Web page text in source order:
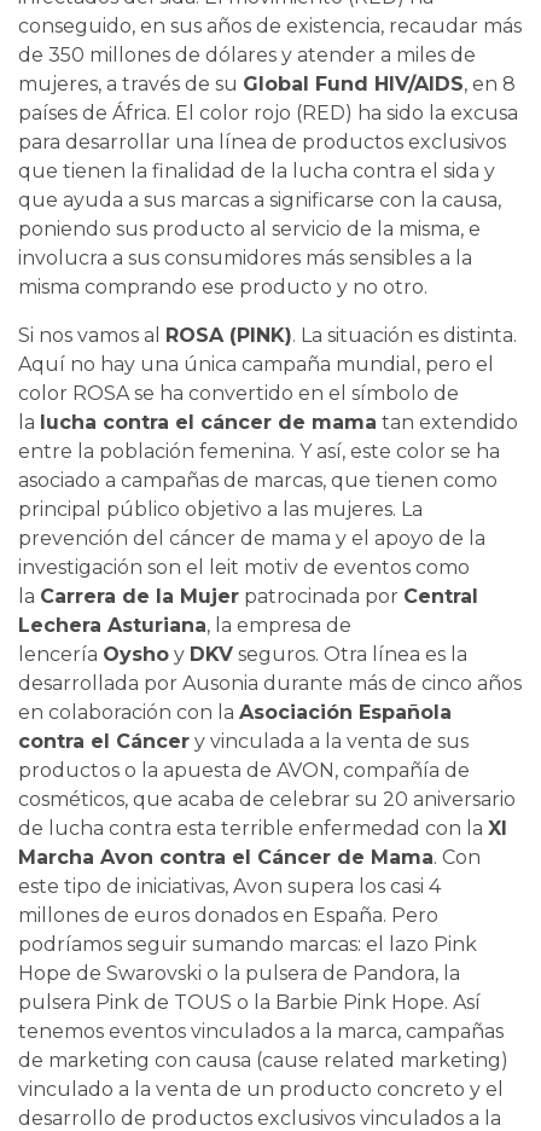
conseguido, en sus años de existencia, recaudar más
de 350 millones de dólares y atender a miles de
mujeres, a través de su Global Fund HIV/AIDS, en 8
países de África. El color rojo (RED) ha sido la excusa
para desarrollar una línea de productos exclusivos
que tienen la finalidad de la lucha contra el sida y
que ayuda a sus marcas a significarse con la causa,
poniendo sus producto al servicio de la misma, e
involucra a sus consumidores más sensibles a la
misma comprando ese producto y no otro.
Si nos vamos al ROSA (PINK). La situación es distinta.
Aquí no hay una única campaña mundial, pero el
color ROSA se ha convertido en el símbolo de
la lucha contra el cáncer de mama tan extendido
entre la población femenina. Y así, este color se ha
asociado a campañas de marcas, que tienen como
principal público objetivo a las mujeres. La
prevención del cáncer de mama y el apoyo de la
investigación son el leit motiv de eventos como
la Carrera de la Mujer patrocinada por Central
Lechera Asturiana, la empresa de
lencería Oysho y DKV seguros. Otra línea es la
desarrollada por Ausonia durante más de cinco años
en colaboración con la Asociación Española
contra el Cáncer y vinculada a la venta de sus
productos o la apuesta de AVON, compañía de
cosméticos, que acaba de celebrar su 20 aniversario
de lucha contra esta terrible enfermedad con la XI
Marcha Avon contra el Cáncer de Mama. Con
este tipo de iniciativas, Avon supera los casi 4
millones de euros donados en España. Pero
podríamos seguir sumando marcas: el lazo Pink
Hope de Swarovski o la pulsera de Pandora, la
pulsera Pink de TOUS o la Barbie Pink Hope. Así
tenemos eventos vinculados a la marca, campañas
de marketing con causa (cause related marketing)
vinculado a la venta de un producto concreto y el
desarrollo de productos exclusivos vinculados a la